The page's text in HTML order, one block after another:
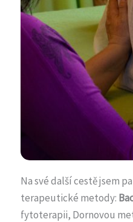
Na své další cestě jsem
terapeutické metody:
fytoterapii, Dornovou